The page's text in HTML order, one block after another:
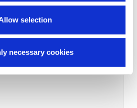
selection
necessary cookies